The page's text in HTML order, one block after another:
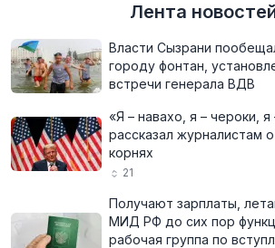
Лента
Власти Сызрани
городу фонтан,
встречи генерала ВДВ
«Я – навахо, я – чероки,
рассказал журналистам
корнях
21
Получают зарплаты,
МИД РФ до сих пор
рабочая группа по